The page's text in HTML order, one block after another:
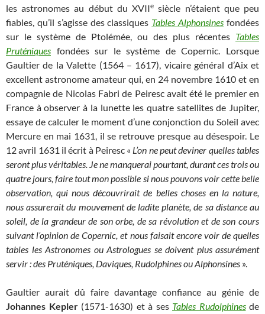
les astronomes au début du XVIIe siècle n’étaient que peu
fiables, qu’il s’agisse des classiques Tables Alphonsines fondées
sur le système de Ptolémée, ou des plus récentes Tables
Pruténiques fondées sur le système de Copernic. Lorsque
Gaultier de la Valette (1564 – 1617), vicaire général d’Aix et
excellent astronome amateur qui, en 24 novembre 1610 et en
compagnie de Nicolas Fabri de Peiresc avait été le premier en
France à observer à la lunette les quatre satellites de Jupiter,
essaye de calculer le moment d’une conjonction du Soleil avec
Mercure en mai 1631, il se retrouve presque au désespoir. Le
12 avril 1631 il écrit à Peiresc « L’on ne peut deviner quelles tables
seront plus véritables. Je ne manquerai pourtant, durant ces trois ou
quatre jours, faire tout mon possible si nous pouvons voir cette belle
observation, qui nous découvrirait de belles choses en la nature,
nous assurerait du mouvement de ladite planète, de sa distance au
soleil, de la grandeur de son orbe, de sa révolution et de son cours
suivant l’opinion de Copernic, et nous faisait encore voir de quelles
tables les Astronomes ou Astrologues se doivent plus assurément
servir : des Pruténiques, Daviques, Rudolphines ou Alphonsines ».
Gaultier aurait dû faire davantage confiance au génie de
Johannes Kepler(1571-1630) et à ses Tables Rudolphinesde